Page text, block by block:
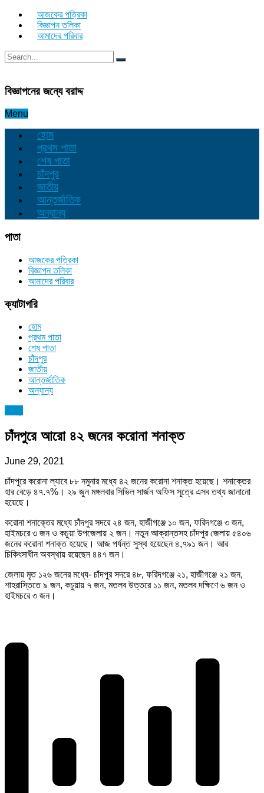
আজকের পত্রিকা
বিজ্ঞাপন তলিকা
আমাদের পরিবার
বিজ্ঞাপনের জন্যে বরাদ্দ
Menu
হোম
প্রথম পাতা
শেষ পাতা
চাঁদপুর
জাতীয়
আন্তর্জাতিক
অন্যান্য
পাতা
আজকের পত্রিকা
বিজ্ঞাপন তলিকা
আমাদের পরিবার
ক্যাটাগরি
হোম
প্রথম পাতা
শেষ পাতা
চাঁদপুর
জাতীয়
আন্তর্জাতিক
অন্যান্য
চাঁদপুরে আরো ৪২ জনের করোনা শনাক্ত
June 29, 2021
চাঁদপুরে করোনা ল্যাবে ৮৮ নমুনার মধ্যে ৪২ জনের করোনা শনাক্ত হয়েছে। শনাক্তের
হার বেড়ে ৪৭.৭%। ২৯ জুন মঙ্গলবার সিভিল সার্জন অফিস সূত্রে এসব তথ্য জানানো
হয়েছে।
করোনা শনাক্তের মধ্যে চাঁদপুর সদরে ২৪ জন, হাজীগঞ্জে ১০ জন, ফরিদগঞ্জে ৩ জন,
হাইমচরে ৩ জন ও কচুয়া উপজেলায় ২ জন। নতুন আক্রান্তসহ চাঁদপুর জেলায় ৫৪০৬
জনের করোনা শনাক্ত হয়েছে। আজ পর্যন্ত সুস্থ হয়েছেন ৪,৭৯১ জন। আর
চিকিৎসাধীন অবস্থায় রয়েছেন ৪৪৭ জন।
জেলায় মৃত ১২৬ জনের মধ্যে- চাঁদপুর সদরে ৪৮, ফরিদগঞ্জে ২১, হাজীগঞ্জে ২১ জন,
শাহরাস্তিতে ৯ জন, কচুয়ায় ৭ জন, মতলব উত্তরে ১১ জন, মতলব দক্ষিণে ৬ জন ও
হাইমচরে ৩ জন।